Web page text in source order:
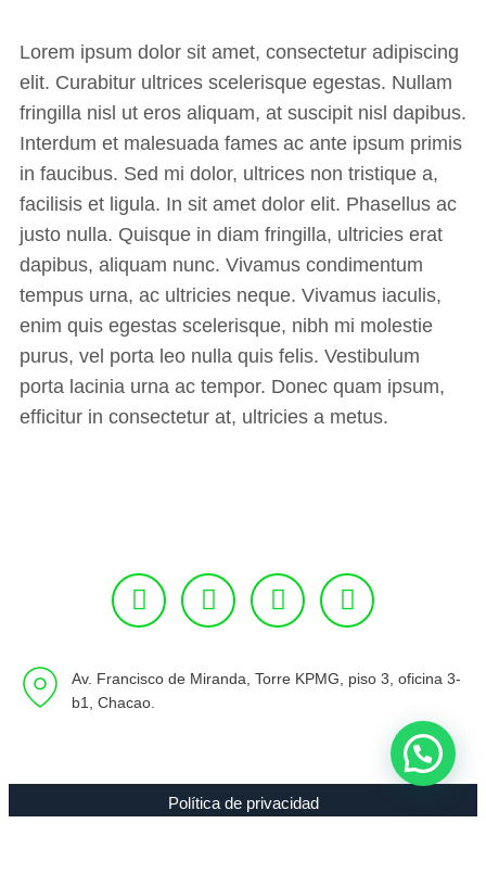
Lorem ipsum dolor sit amet, consectetur adipiscing
elit. Curabitur ultrices scelerisque egestas. Nullam
fringilla nisl ut eros aliquam, at suscipit nisl dapibus.
Interdum et malesuada fames ac ante ipsum primis
in faucibus. Sed mi dolor, ultrices non tristique a,
facilisis et ligula. In sit amet dolor elit. Phasellus ac
justo nulla. Quisque in diam fringilla, ultricies erat
dapibus, aliquam nunc. Vivamus condimentum
tempus urna, ac ultricies neque. Vivamus iaculis,
enim quis egestas scelerisque, nibh mi molestie
purus, vel porta leo nulla quis felis. Vestibulum
porta lacinia urna ac tempor. Donec quam ipsum,
efficitur in consectetur at, ultricies a metus.
Av. Francisco de Miranda, Torre KPMG, piso 3, oficina 3-
b1, Chacao.
Política de privacidad